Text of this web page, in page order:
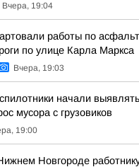
Вчера, 19:04
работы по
по улице Карла Маркса
Вчера, 19:03
начали
мусора с грузовиков
19:00
Новгороде